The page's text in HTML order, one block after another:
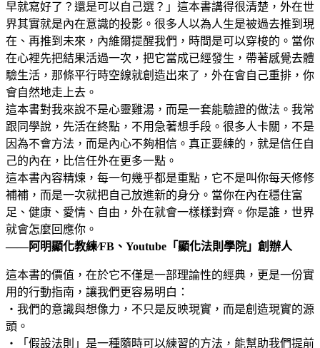
早就寫好了？還是可以自己選？」這本書講得很清楚，外在世
界其實就是內在意識的投影。很多人以為人生是被過去推到現
在、再推到未來，內維爾提醒我們，時間是可以穿梭的。當你
在心裡先把結果活過一次，把它當成已經發生，帶著感覺去體
驗生活，那條平行時空線就創造出來了，外在會自己重排，你
會自然地走上去。
這本書對我來說不是心靈雞湯，而是一套能驗證的做法。我常
跟同學說，先活在終點，不用急著想手段。很多人卡關，不是
因為不會方法，而是內心不夠相信。真正要練的，就是信任自
己的內在，比信任外在更多一點。
這本書內容精煉，每一句幾乎都是重點，它不是叫你每天修修
補補，而是一次就把自己放進新的身分。當你在內在穩住富
足、健康、愛情、自由，外在就會一樣樣對齊。你是誰，世界
就會怎麼回應你。
——阿明顯化教練∕FB、Youtube「顯化法則學院」創辦人
這本書的價值，在於它不僅是一部理論性的經典，更是一份實
用的行動指南，讓我們更容易明白：
‧我們的意識與想像力，不只是反映現實，而是創造現實的源
頭。
‧「假設法則」是一種隨時可以練習的方法，能幫助我們提前